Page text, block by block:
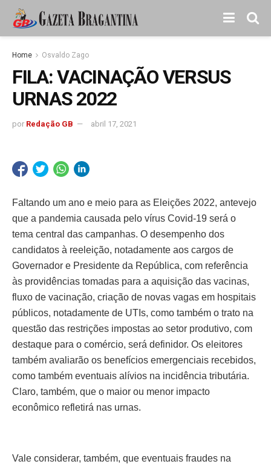
Home Osvaldo Zago
FILA: VACINAÇÃO VERSUS
URNAS 2022
por Redação GB abril 17, 2021
Faltando um ano e meio para as Eleições 2022, antevejo
que a pandemia causada pelo vírus Covid-19 será o
tema central das campanhas. O desempenho dos
candidatos à reeleição, notadamente aos cargos de
Governador e Presidente da República, com referência
às providências tomadas para a aquisição das vacinas,
fluxo de vacinação, criação de novas vagas em hospitais
públicos, notadamente de UTIs, como também o trato na
questão das restrições impostas ao setor produtivo, com
destaque para o comércio, será definidor. Os eleitores
também avaliarão os benefícios emergenciais recebidos,
como também eventuais alívios na incidência tributária.
Claro, também, que o maior ou menor impacto
econômico refletirá nas urnas.
Vale considerar, também, que eventuais fraudes na